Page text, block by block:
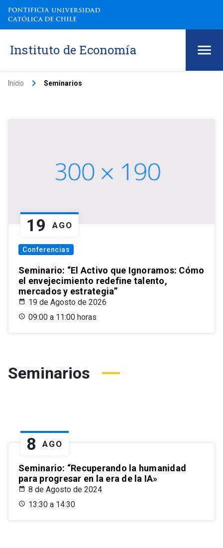
Instituto de Economía
Inicio keyboard_arrow_right Seminarios
19 AGO
Conferencias
Seminario: “El Activo que Ignoramos: Cómo
el envejecimiento redefine talento,
mercados y estrategia”
19 de Agosto de 2026
09:00 a 11:00 horas
Seminarios
8 AGO
Seminario: “Recuperando la humanidad
para progresar en la era de la IA»
8 de Agosto de 2024
13:30 a 14:30